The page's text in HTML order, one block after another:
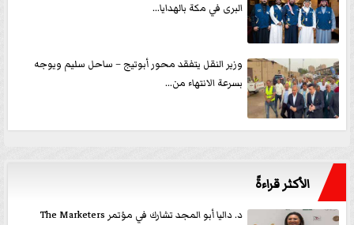
البرى في مكة بالهدايا...
وزير النقل يتفقد محور أبوتيج – ساحل سليم ويوجه
بسرعة الانتهاء من...
الأكثر قراءةً
د. داليا أبو المجد تشارك في مؤتمر The Marketers